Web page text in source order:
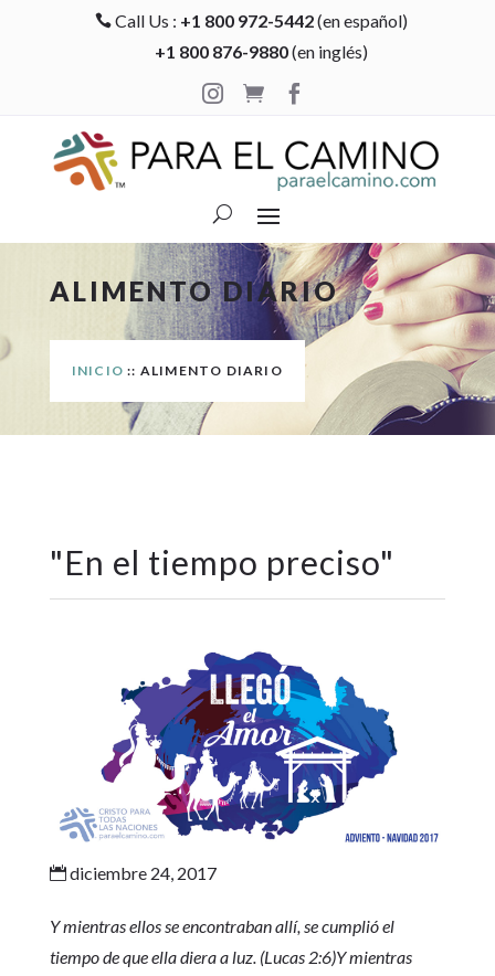
 Call Us : +1 800 972-5442(en español)
+1 800 876-9880(en inglés)

 
ALIMENTO DIARIO
INICIO :: ALIMENTO DIARIO
"En el tiempo preciso"
diciembre 24, 2017
Y mientras ellos se encontraban allí, se cumplió el
tiempo de que ella diera a luz. (Lucas 2:6)Y mientras